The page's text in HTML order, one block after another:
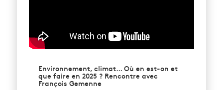
Environnement, climat… Où en est-on et
que faire en 2025 ? Rencontre avec
François Gemenne